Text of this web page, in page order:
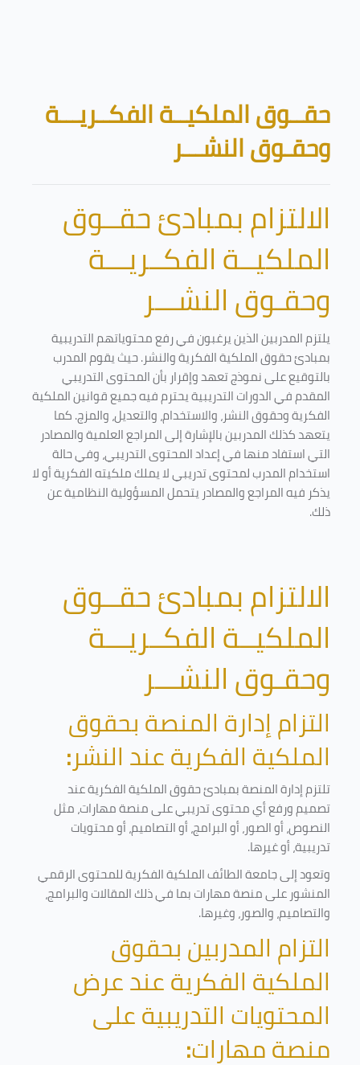
الكتل
حقــوق الملكيــة الفكــريـــة
وحقـوق النشـــر
الالتزام بمبادئ حقــوق
الملكيــة الفكــريـــة
وحقـوق النشـــر
يلتزم المدربين الذين يرغبون في رفع محتوياتهم التدريبية
بمبادئ حقوق الملكية الفكرية والنشر. حيث يقوم المدرب
بالتوقيع على نموذج تعهد وإقرار بأن المحتوى التدريبي
المقدم في الدورات التدريبية يحترم فيه جميع قوانين الملكية
الفكرية وحقوق النشر، والاستخدام، والتعديل، والمزج. كما
يتعهد كذلك المدربين بالإشارة إلى المراجع العلمية والمصادر
التي استفاد منها في إعداد المحتوى التدريبي، وفي حالة
استخدام المدرب لمحتوى تدريبي لا يملك ملكيته الفكرية أو لا
يذكر فيه المراجع والمصادر يتحمل المسؤولية النظامية عن
ذلك.
الالتزام بمبادئ حقــوق
الملكيــة الفكــريـــة
وحقـوق النشـــر
التزام إدارة المنصة بحقوق
الملكية الفكرية عند النشر:
تلتزم إدارة المنصة بمبادئ حقوق الملكية الفكرية عند
تصميم ورفع أي محتوى تدريبي على منصة مهارات، مثل
النصوص، أو الصور، أو البرامج، أو التصاميم، أو محتويات
تدريبية، أو غيرها.
وتعود إلى جامعة الطائف الملكية الفكرية للمحتوى الرقمي
المنشور على منصة مهارات بما في ذلك المقالات والبرامج،
والتصاميم، والصور، وغيرها.
التزام المدربين بحقوق
الملكية الفكرية عند عرض
المحتويات التدريبية على
منصة مهارات: